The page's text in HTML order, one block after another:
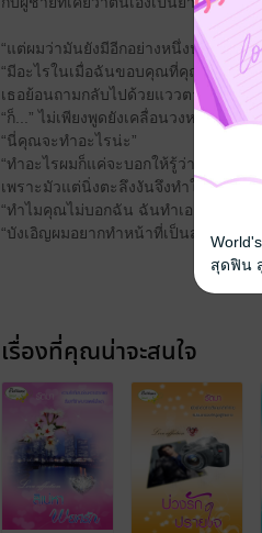
“แต่ผมว่ามันยังมีอีกอย่างหนึ่งนะที่คุณต้อ
“มีอะไรในเมื่อฉันขอบคุณที่คุณช่วยฉันไ
เธอย้อนถามกลับไปด้วยแววตาที่ช่างสง
“ก็...” ไม่เพียงพูดยังเคลื่อนวงหน้าคมเ
“นี่คุณจะทำอะไรน่ะ”
“ทำอะไรผมก็แค่จะบอกให้รู้ว่าคุณยังไม่
เพราะมัวแต่นิ่งตะลึงงันจึงทำให้อีกฝ่าย
“ทำไมคุณไม่บอกฉัน ฉันทำเองก็ได้” เกิ
“บังเอิญผมอยากทำหน้าที่เป็นสุภาพบุรุษน่
เรื่องที่คุณน่าจะสนใจ
สุดฟิน